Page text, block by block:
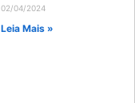
02/04/2024
Leia Mais »